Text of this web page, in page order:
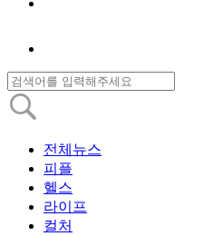
전체뉴스
피플
헬스
라이프
컬처